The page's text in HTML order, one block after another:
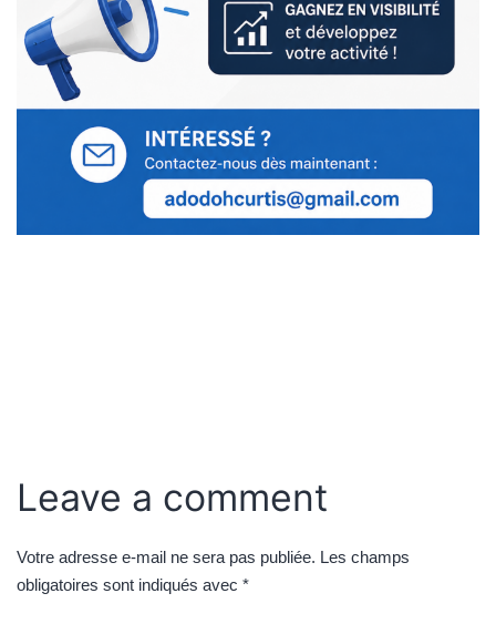
Leave a comment
Votre adresse e-mail ne sera pas publiée. Les champs
obligatoires sont indiqués avec *